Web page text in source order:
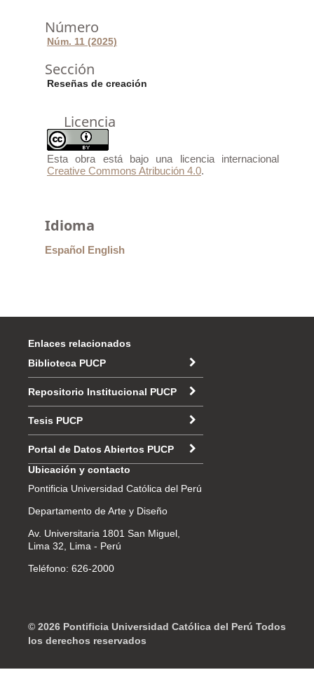
Número
Núm. 11 (2025)
Sección
Reseñas de creación
Licencia
Esta obra está bajo una licencia internacional
Creative Commons Atribución 4.0.
Idioma
Español English
Enlaces relacionados
Biblioteca PUCP
Repositorio Institucional PUCP
Tesis PUCP
Portal de Datos Abiertos PUCP
Ubicación y contacto
Pontificia Universidad Católica del Perú
Departamento de Arte y Diseño
Av. Universitaria 1801 San Miguel,
Lima 32, Lima - Perú
Teléfono: 626-2000
© 2026 Pontificia Universidad Católica del Perú Todos
los derechos reservados